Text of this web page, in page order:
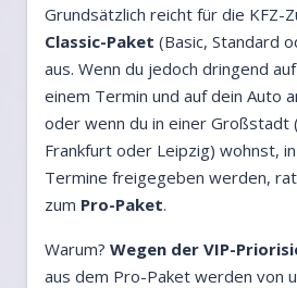
Grundsätzlich reicht für die KFZ-
Classic-Paket (Basic, Standard
aus. Wenn du jedoch dringend
einem Termin und auf dein Auto
oder wenn du in einer Großstadt
Frankfurt oder Leipzig) wohnst,
Termine freigegeben werden,
zum Pro-Paket.
Warum? Wegen der VIP-
aus dem Pro-Paket werden von